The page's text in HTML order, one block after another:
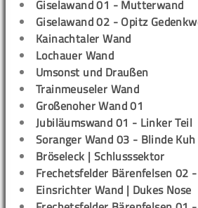
Giselawand 01 - Mutterwand
Giselawand 02 - Opitz
Kainachtaler Wand
Lochauer Wand
Umsonst und Draußen
Trainmeuseler Wand
Großenoher Wand 01
Jubiläumswand 01 - Linker Teil
Soranger Wand 03 - Blinde Kuh
Bröseleck | Schlusssektor
Frechetsfelder Bärenfelsen 02
Einsrichter Wand | Dukes Nose